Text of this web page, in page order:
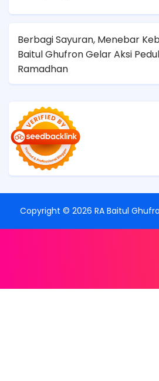
Berbagi Sayuran, Menebar
Baitul Ghufron Gelar Aksi
Ramadhan
Copyright © 2026 RA Baitul